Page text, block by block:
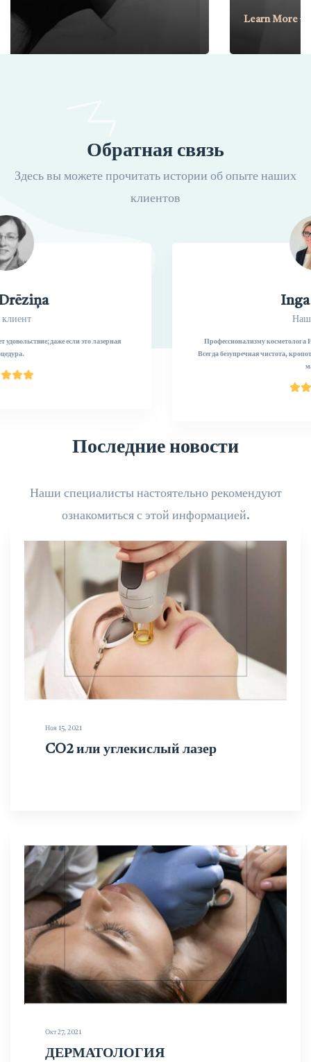
Learn More
Обратная связь
Здесь вы можете прочитать истории об опыте наших
клиентов
Профессионализму косметолога Иоланты я доверяю уже несколько лет.
Всегда безупречная чистота, кропотливая работа и чудесно расслабляющий
Последние новости
Наши специалисты настоятельно рекомендуют
ознакомиться с этой информацией.
Ноя 15, 2021
CO2 или углекислый лазер
Окт 27, 2021
ДЕРМАТОЛОГИЯ